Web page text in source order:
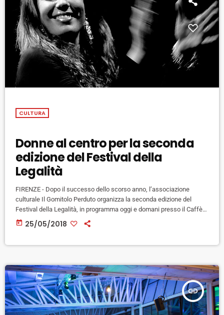
CULTURA
Donne al centro per la seconda
edizione del Festival della
Legalità
FIRENZE - Dopo il successo dello scorso anno, l’associazione
culturale Il Gomitolo Perduto organizza la seconda edizione del
Festival della Legalità, in programma oggi e domani presso il Caffè
Letterario Le Murate. Il tema di quest’anno è "Donne e Legalità" e
tutte donne saranno le ospiti delle serate, a partire da Federica
today 25/05/2018
insert_link